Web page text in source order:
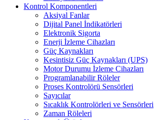
Kontrol Komponentleri
Aksiyal Fanlar
Dijital Panel İndikatörleri
Elektronik Sigorta
Enerji İzleme Cihazları
Güç Kaynakları
Kesintisiz Güç Kaynakları (UPS)
Motor Durumu İzleme Cihazları
Programlanabilir Röleler
Proses Kontrolörü Sensörleri
Sayıcılar
Sıcaklık Kontrolörleri ve Sensörleri
Zaman Röleleri